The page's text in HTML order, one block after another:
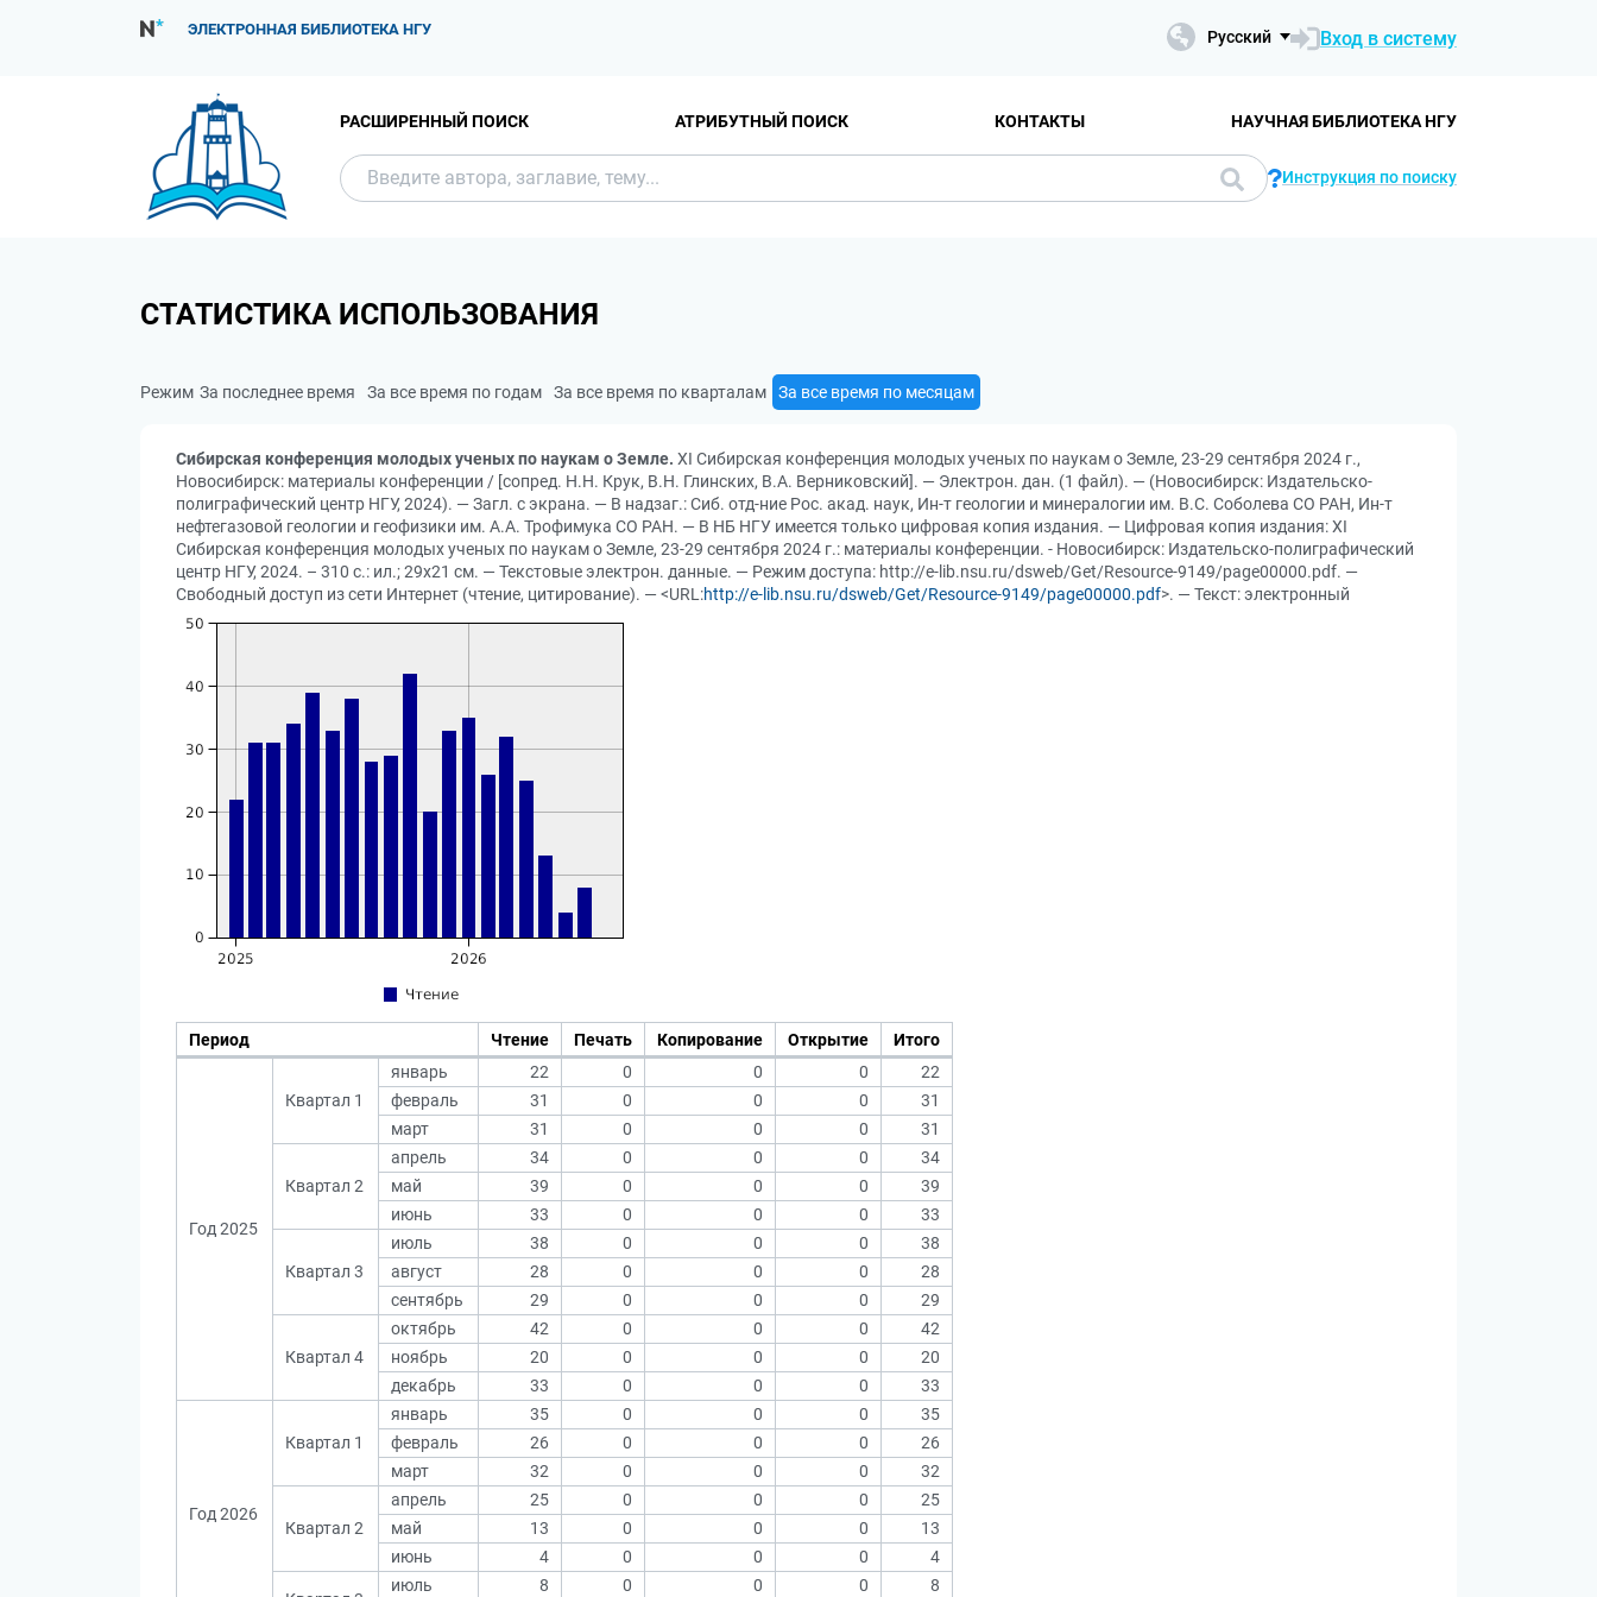
ЭЛЕКТРОННАЯ БИБЛИОТЕКА НГУ Русский Вход в систему
РАСШИРЕННЫЙ ПОИСК АТРИБУТНЫЙ ПОИСК КОНТАКТЫ НАУЧНАЯ БИБЛИОТЕКА НГУ
Инструкция по поиску
СТАТИСТИКА ИСПОЛЬЗОВАНИЯ
Режим За последнее время За все время по годам За все время по кварталам За все время по месяцам
Сибирская конференция молодых ученых по наукам о Земле. XI Сибирская конференция молодых ученых по наукам о Земле, 23-29 сентября 2024 г.,
Новосибирск: материалы конференции / [сопред. Н.Н. Крук, В.Н. Глинских, В.А. Верниковский]. — Электрон. дан. (1 файл). — (Новосибирск: Издательско-
полиграфический центр НГУ, 2024). — Загл. с экрана. — В надзаг.: Сиб. отд-ние Рос. акад. наук, Ин-т геологии и минералогии им. В.С. Соболева СО РАН, Ин-т
нефтегазовой геологии и геофизики им. А.А. Трофимука СО РАН. — В НБ НГУ имеется только цифровая копия издания. — Цифровая копия издания: XI
Сибирская конференция молодых ученых по наукам о Земле, 23-29 сентября 2024 г.: материалы конференции. - Новосибирск: Издательско-полиграфический
центр НГУ, 2024. – 310 с.: ил.; 29х21 см. — Текстовые электрон. данные. — Режим доступа: http://e-lib.nsu.ru/dsweb/Get/Resource-9149/page00000.pdf. —
Свободный доступ из сети Интернет (чтение, цитирование). — <URL:http://e-lib.nsu.ru/dsweb/Get/Resource-9149/page00000.pdf>. — Текст: электронный
Период Чтение Печать Копирование Открытие Итого
Год 2025
Квартал 1
январь 22 0 0 0
22
февраль
31 0 0 0
31
март
31 0 0 0 31
Квартал 2
апрель 34 0 0 0
34
май
39 0 0 0
39
июнь
33 0 0 0 33
Квартал 3
июль 38 0 0 0
38
август
28 0 0 0
28
сентябрь
29 0 0 0 29
Квартал 4
октябрь 42 0 0 0
42
ноябрь
20 0 0 0
20
декабрь
33 0 0 0 33
Год 2026
Квартал 1
январь 35 0 0 0
35
февраль
26 0 0 0
26
март
32 0 0 0 32
Квартал 2
апрель 25 0 0 0
25
май
13 0 0 0
13
июнь
4 0 0 0 4
июль 8 0 0 0 8